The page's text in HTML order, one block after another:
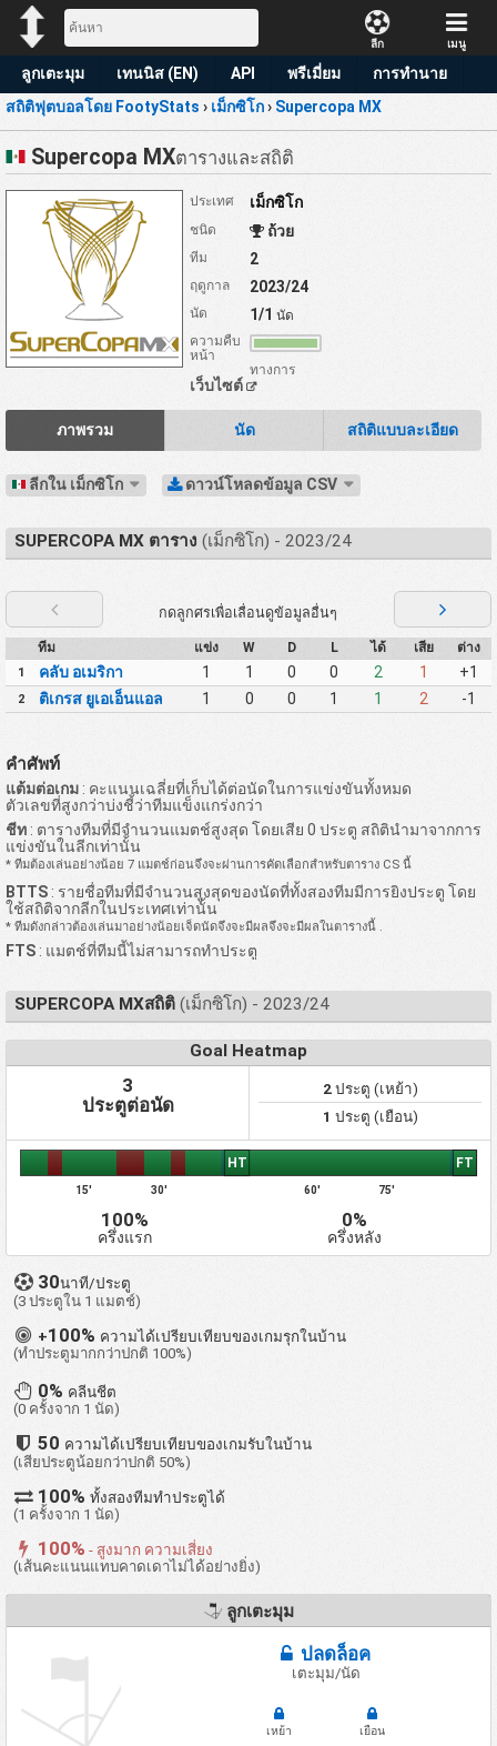
ลีก เมนู
ลูกเตะมุม เทนนิส (EN) API พรีเมี่ยม
การทำนาย
สถิติฟุตบอลโดย FootyStats › เม็กซิโก› Supercopa MX
Supercopa MXตารางและสถิติ
ประเทศ เม็กซิโก
ชนิด ถ้วย
ทีม 2
ฤดูกาล 2023/24
นัด 1/1 นัด
ความคืบ
หน้า
ทางการ
เว็บไซต์
ภาพรวม นัด สถิติแบบละเอียด
ลีกใน เม็กซิโก ดาวน์โหลดข้อมูล CSV
SUPERCOPA MX ตาราง (เม็กซิโก) - 2023/24
กดลูกศรเพื่อเลื่อนดูข้อมูลอื่นๆ
ทีม แข่ง W D L ได้ เสีย ต่าง
1 คลับ อเมริกา 1 1 0 0 2 1 +1
2 ติเกรส ยูเอเอ็นแอล 1 0 0 1 1 2 -1
คำศัพท์
แต้มต่อเกม : คะแนนเฉลี่ยที่เก็บได้ต่อนัดในการแข่งขันทั้งหมด
ตัวเลขที่สูงกว่าบ่งชี้ว่าทีมแข็งแกร่งกว่า
ชีท : ตารางทีมที่มีจำนวนแมตช์สูงสุด โดยเสีย 0 ประตู สถิตินำมาจากการ
แข่งขันในลีกเท่านั้น
* ทีมต้องเล่นอย่างน้อย 7 แมตช์ก่อนจึงจะผ่านการคัดเลือกสำหรับตาราง CS นี้
BTTS: รายชื่อทีมที่มีจำนวนสูงสุดของนัดที่ทั้งสองทีมมีการยิงประตู โดย
ใช้สถิติจากลีกในประเทศเท่านั้น
* ทีมดังกล่าวต้องเล่นมาอย่างน้อยเจ็ดนัดจึงจะมีผลจึงจะมีผลในตารางนี้ .
FTS : แมตช์ที่ทีมนี้ไม่สามารถทำประตู
SUPERCOPA MXสถิติ(เม็กซิโก) - 2023/24
Goal Heatmap
3
ประตูต่อนัด
2ประตู (เหย้า)
1 ประตู (เยือน)
15' 30'
HT
60' 75'
FT
100%
ครึ่งแรก
0%
ครึ่งหลัง
30นาที/ประตู
(3 ประตูใน 1 แมตช์)
+100% ความได้เปรียบเทียบของเกมรุกในบ้าน
(ทำประตูมากกว่าปกติ 100%)
0% คลีนชีต
(0 ครั้งจาก 1 นัด)
50 ความได้เปรียบเทียบของเกมรับในบ้าน
(เสียประตูน้อยกว่าปกติ 50%)
100%ทั้งสองทีมทำประตูได้
(1 ครั้งจาก 1 นัด)
100% - สูงมาก ความเสี่ยง
(เส้นคะแนนแทบคาดเดาไม่ได้อย่างยิ่ง)
ลูกเตะมุม
ปลดล็อค
เตะมุม/นัด
เหย้า เยือน